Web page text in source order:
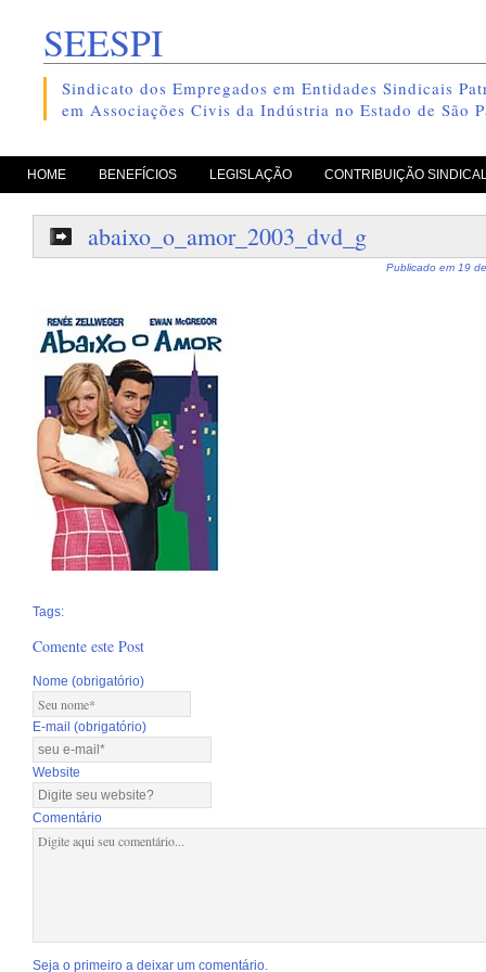
SEESPI
Sindicato dos Empregados em Entidades Sindicais
em Associações Civis da Indústria no Estado de São
pule para o conteúdo
HOME BENEFÍCIOS LEGISLAÇÃO CONTRIBUIÇÃO
abaixo_o_amor_2003_dvd_g
Publicado em 19
Tags:
Comente este Post
Nome (obrigatório)
E-mail (obrigatório)
Website
Comentário
Seja o primeiro a deixar um comentário.